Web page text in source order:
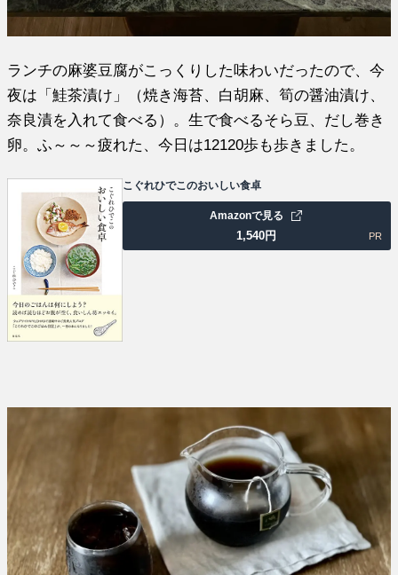
ランチの麻婆豆腐がこっくりした味わいだったので、今
夜は「鮭茶漬け」（焼き海苔、白胡麻、筍の醤油漬け、
奈良漬を入れて食べる）。生で食べるそら豆、だし巻き
卵。ふ～～～疲れた、今日は12120歩も歩きました。
こぐれひでこのおいしい食卓
1,540円
Amazonで見る
PR